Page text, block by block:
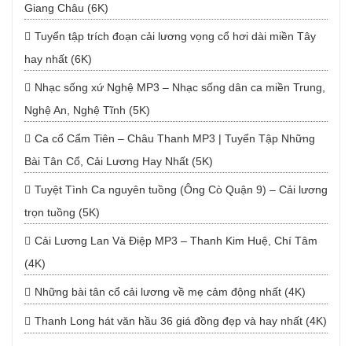
Giang Châu (6K)
Tuyển tập trích đoạn cải lương vọng cổ hơi dài miền Tây
hay nhất (6K)
Nhạc sống xứ Nghệ MP3 – Nhạc sống dân ca miền Trung,
Nghệ An, Nghệ Tĩnh (5K)
Ca cổ Cẩm Tiên – Châu Thanh MP3 | Tuyển Tập Những
Bài Tân Cổ, Cải Lương Hay Nhất (5K)
Tuyệt Tình Ca nguyên tuồng (Ông Cò Quận 9) – Cải lương
trọn tuồng (5K)
Cải Lương Lan Và Điệp MP3 – Thanh Kim Huệ, Chí Tâm
(4K)
Những bài tân cổ cải lương về mẹ cảm động nhất (4K)
Thanh Long hát văn hầu 36 giá đồng đẹp và hay nhất (4K)